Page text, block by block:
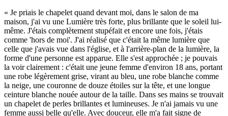
« Je priais le chapelet quand devant moi, dans le salon de ma
maison, j'ai vu une Lumière très forte, plus brillante que le soleil lui-
même. J'étais complètement stupéfait et encore une fois, j'étais
comme 'hors de moi'. J'ai réalisé que c'était la même lumière que
celle que j'avais vue dans l'église, et à l'arrière-plan de la lumière, la
forme d'une personne est apparue. Elle s'est approchée ; je pouvais
la voir clairement : c'était une jeune femme d'environ 18 ans, portant
une robe légèrement grise, virant au bleu, une robe blanche comme
la neige, une couronne de douze étoiles sur la tête, et une longue
ceinture blanche nouée autour de la taille. Dans ses mains se trouvait
un chapelet de perles brillantes et lumineuses. Je n'ai jamais vu une
femme aussi belle qu'elle. Avec douceur, elle m'a fait signe de